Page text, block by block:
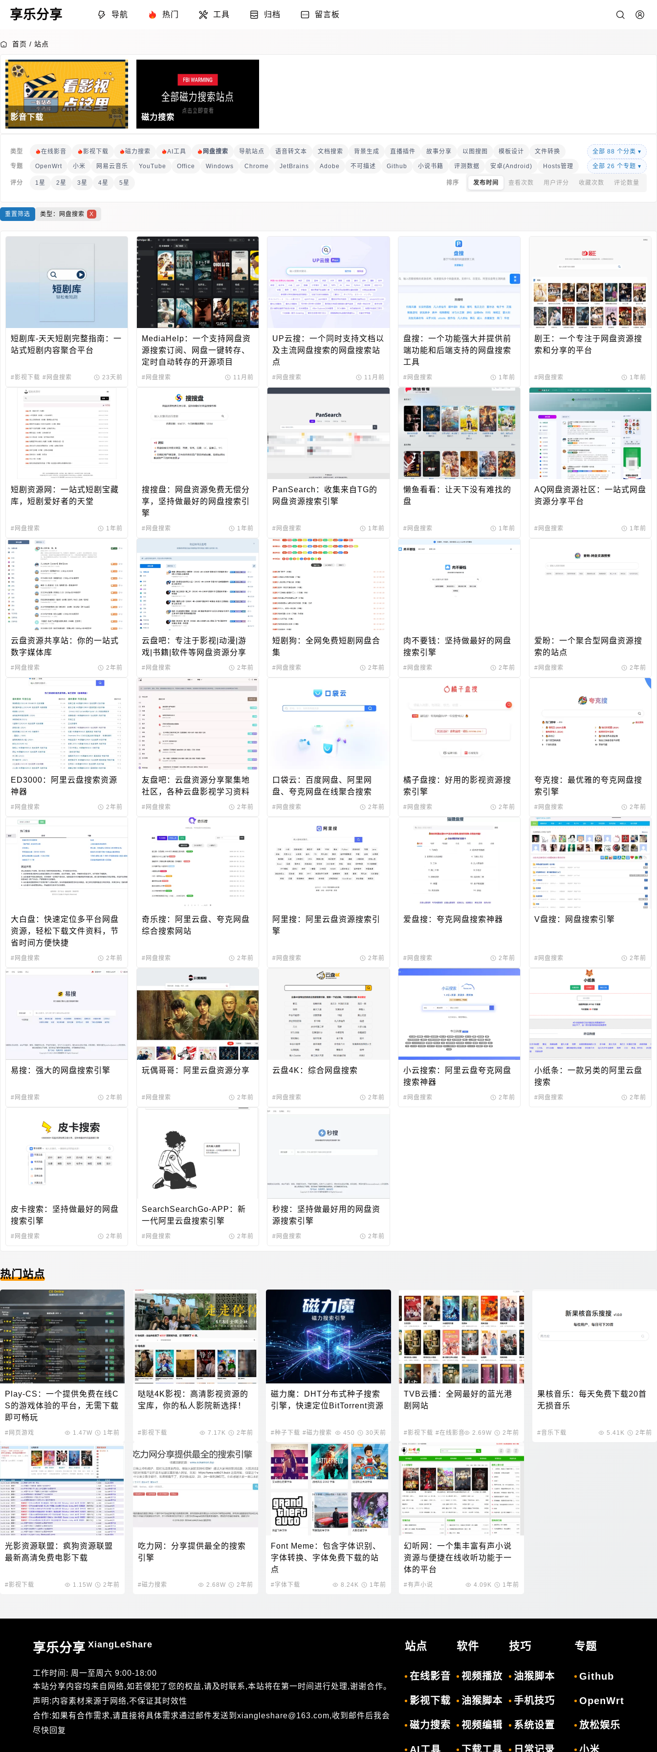
享乐分享 导航 热门 工具 归档 留言板
首页 / 站点
影音下载 磁力搜索
类型 在线影音 影视下载 磁力搜索 AI工具 网盘搜索 导航站点 语音转文本 文档搜索 背景生成 直播插件 故事分享 以图搜图 模板设计 文件转换
问卷调查 网页播放器 音频转换 视频处理 账号密钥 资源文档 电子小说 字幕下载 付费网盘 种子下载 网页游戏 音乐下载 电脑美化 美女在线 屏幕共享
影视推荐 天气预报 有声小说 文本转语音 头像生成 RSS订阅
硬件评测 素材模板
全部 88 个分类 ▾
专题 OpenWrt 小米 网易云音乐 YouTube Office Windows Chrome JetBrains Adobe 不可描述 Github 小说书籍 评测数据 安卓(Android) Hosts管理
激活 微信(WeChat) 影音下载
全部 26 个专题 ▾
评分 1星 2星 3星 4星 5星 排序 发布时间 查看次数 用户评分 收藏次数 评论数量
重置筛选 类型：网盘搜索 X
短剧库-天天短剧完整指南：一
站式短剧内容聚合平台
#影视下载 #网盘搜索 23天前
MediaHelp：一个支持网盘资
源搜索订阅、网盘一键转存、
定时自动转存的开源项目
#网盘搜索 11月前
UP云搜：一个同时支持文档以
及主流网盘搜索的网盘搜索站
点
#网盘搜索 11月前
盘搜：一个功能强大并提供前
端功能和后端支持的网盘搜索
工具
#网盘搜索 1年前
剧王：一个专注于网盘资源搜
索和分享的平台
#网盘搜索 1年前
短剧资源网：一站式短剧宝藏
库，短剧爱好者的天堂
#网盘搜索 1年前
搜搜盘：网盘资源免费无偿分
享，坚持做最好的网盘搜索引
擎
#网盘搜索 1年前
PanSearch：收集来自TG的
网盘资源搜索引擎
#网盘搜索 1年前
懒鱼看看：让天下没有难找的
盘
#网盘搜索 1年前
AQ网盘资源社区：一站式网盘
资源分享平台
#网盘搜索 1年前
云盘资源共享站：你的一站式
数字媒体库
#网盘搜索 2年前
云盘吧：专注于影视|动漫|游
戏|书籍|软件等网盘资源分享
#网盘搜索 2年前
短剧狗：全网免费短剧网盘合
集
#网盘搜索 2年前
肉不要钱：坚持做最好的网盘
搜索引擎
#网盘搜索 2年前
爱盼：一个聚合型网盘资源搜
索的站点
#网盘搜索 2年前
ED3000：阿里云盘搜索资源
神器
#网盘搜索 2年前
友盘吧：云盘资源分享聚集地
社区，各种云盘影视学习资料
#网盘搜索 2年前
口袋云：百度网盘、阿里网
盘、夸克网盘在线聚合搜索
#网盘搜索 2年前
橘子盘搜：好用的影视资源搜
索引擎
#网盘搜索 2年前
夸克搜：最优雅的夸克网盘搜
索引擎
#网盘搜索 2年前
大白盘：快速定位多平台网盘
资源，轻松下载文件资料，节
省时间方便快捷
#网盘搜索 2年前
奇乐搜：阿里云盘、夸克网盘
综合搜索网站
#网盘搜索 2年前
阿里搜：阿里云盘资源搜索引
擎
#网盘搜索 2年前
爱盘搜：夸克网盘搜索神器
#网盘搜索 2年前
V盘搜：网盘搜索引擎
#网盘搜索 2年前
易搜：强大的网盘搜索引擎
#网盘搜索 2年前
玩偶哥哥：阿里云盘资源分享
#网盘搜索 2年前
云盘4K：综合网盘搜索
#网盘搜索 2年前
小云搜索：阿里云盘夸克网盘
搜索神器
#网盘搜索 2年前
小纸条：一款另类的阿里云盘
搜索
#网盘搜索 2年前
皮卡搜索：坚持做最好的网盘
搜索引擎
#网盘搜索 2年前
SearchSearchGo-APP：新
一代阿里云盘搜索引擎
#网盘搜索 2年前
秒搜：坚持做最好用的网盘资
源搜索引擎
#网盘搜索 2年前
热门站点
Play-CS：一个提供免费在线C
S的游戏体验的平台，无需下载
即可畅玩
#网页游戏 1.47W 1年前
哒哒4K影视：高清影视资源的
宝库，你的私人影院新选择！
#影视下载 7.17K 2年前
磁力魔：DHT分布式种子搜索
引擎，快速定位BitTorrent资源
#种子下载 #磁力搜索 450 30天前
TVB云播：全网最好的蓝光港
剧网站
#影视下载 #在线影音 2.69W 2年前
果核音乐：每天免费下载20首
无损音乐
#音乐下载 5.41K 2年前
光影资源联盟：疯狗资源联盟
最新高清免费电影下载
#影视下载 1.15W 2年前
吃力网：分享提供最全的搜索
引擎
#磁力搜索 2.68W 2年前
Font Meme：包含字体识别、
字体转换、字体免费下载的站
点
#字体下载 8.24K 1年前
幻听网：一个集丰富有声小说
资源与便捷在线收听功能于一
体的平台
#有声小说 4.09K 1年前
享乐分享 XiangLeShare
工作时间: 周一至周六 9:00-18:00
本站分享内容均来自网络,如若侵犯了您的权益,请及时联系,本站将在第一时间进行处理,谢谢合作。
声明:内容素材来源于网络,不保证其时效性
合作:如果有合作需求,请直接将具体需求通过邮件发送到xiangleshare@163.com,收到邮件后我会
尽快回复
站点
在线影音
影视下载
磁力搜索
AI工具
软件
视频播放
油猴脚本
视频编辑
下载工具
技巧
油猴脚本
手机技巧
系统设置
日常记录
专题
Github
OpenWrt
放松娱乐
小米